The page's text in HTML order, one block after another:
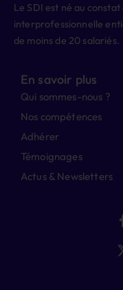
Le SDI est né au
interprofessionnelle
de moins de 20 salariés.
En savoir plus
Qui sommes-nous ?
Nos compétences
Adhérer
Témoignages
Actus & Newsletters